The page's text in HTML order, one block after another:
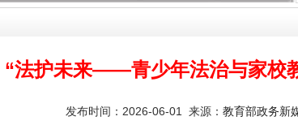
“法护未来——青少年法治与家校
发布时间：2026-06-01 来源： 教育部政务新